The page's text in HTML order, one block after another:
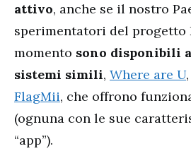
attivo, anche se il nostro
sperimentatori del progetto
momento sono disponibili
sistemi simili, Where are U,
FlagMii, che offrono
(ognuna con le sue
“app”).